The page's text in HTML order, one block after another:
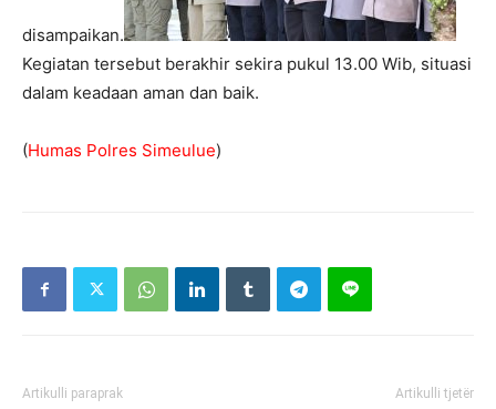
disampaikan.
Kegiatan tersebut berakhir sekira pukul 13.00 Wib, situasi
dalam keadaan aman dan baik.
(Humas Polres Simeulue)
Artikulli paraprak Artikulli tjetër